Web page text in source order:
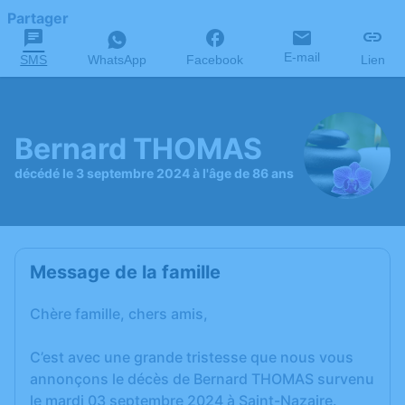
Partager
SMS WhatsApp Facebook E-mail Lien
Bernard THOMAS
décédé le 3 septembre 2024 à l'âge de 86 ans
Message de la famille
Chère famille, chers amis,
C’est avec une grande tristesse que nous vous
annonçons le décès de Bernard THOMAS survenu
le mardi 03 septembre 2024 à Saint-Nazaire.